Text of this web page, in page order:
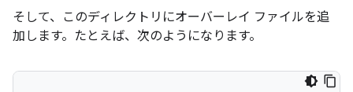
そして、このディレクトリにオーバーレイ ファイルを追
加します。たとえば、次のようになります。